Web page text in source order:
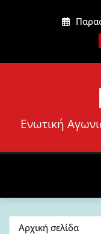
Ενωτική
Αρχική σελίδα